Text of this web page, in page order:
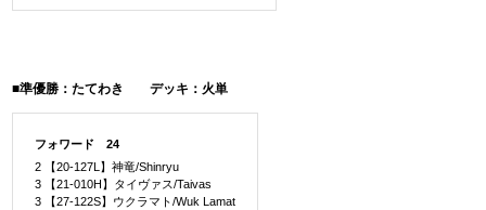
■準優勝：たてわき デッキ：火単
フォワード 24
2 【20-127L】神竜/Shinryu
3 【21-010H】タイヴァス/Taivas
3 【27-122S】ウクラマト/Wuk Lamat